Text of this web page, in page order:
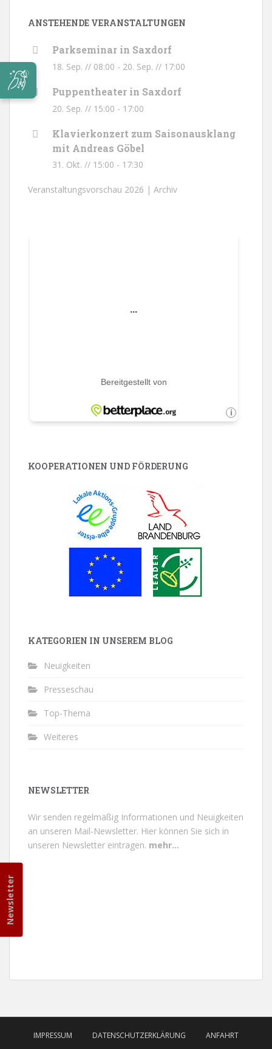
ANSTEHENDE VERANSTALTUNGEN
Parkseminar in Saxdorf
18. Sep. // 08:00 - 20. Sep. // 17:00
Puppentheater in Saxdorf
20. Sep. // 15:00 - 17:00
Klavierkonzert zum Saisonausklang
mit Andreas Göbel
31. Okt. // 15:00 - 17:30
Veranstaltungsvorschau 2026 | Archiv
KOOPERATIONEN UND FÖRDERUNG
KATEGORIEN IN UNSEREM BLOG
Neuigkeiten
Presseschau
Top-Thema
Weiteres
NEWSLETTER
Newsletter
Wir senden regelmäßig Informationen und Neuigkeiten
an unseren Mail-Newsletter. Hier können Sie sich in
unseren Newsletter eintragen. mehr...
IMPRESSUM DATENSCHUTZERKLÄRUNG ANFAHRT